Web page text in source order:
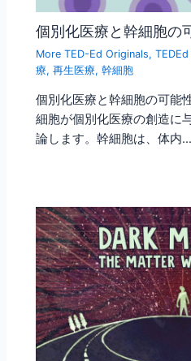
個別化医療と幹細胞の
More TED-Ed Originals,TEDEd
療,再生医療,幹細胞
個別化医療と幹細胞の可能
細胞が個別化医療の創造に
論します。幹細胞は、体内…